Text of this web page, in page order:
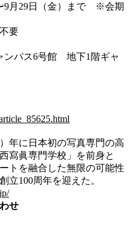
9月29日（金）まで ※会期
要
ンパス6号館 地下1階ギャ
年に 日本初の写真専門の高
寫眞専門学校」を前身と
トを融合した無限の可能性
立100周年を迎えた。
せ